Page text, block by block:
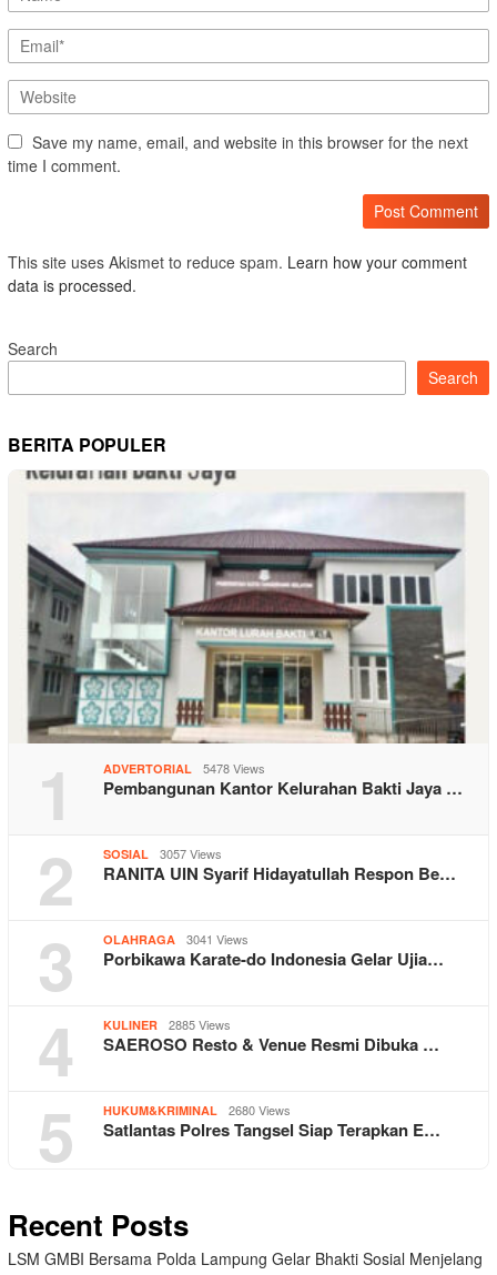
Save my name, email, and website in this browser for the next
time I comment.
This site uses Akismet to reduce spam. Learn how your comment
data is processed.
Search
Search
BERITA POPULER
1 ADVERTORIAL 5478 Views
Pembangunan Kantor Kelurahan Bakti Jaya …
2 SOSIAL 3057 Views
RANITA UIN Syarif Hidayatullah Respon Be…
3 OLAHRAGA 3041 Views
Porbikawa Karate-do Indonesia Gelar Ujia…
4 KULINER 2885 Views
SAEROSO Resto & Venue Resmi Dibuka …
5 HUKUM&KRIMINAL 2680 Views
Satlantas Polres Tangsel Siap Terapkan E…
Recent Posts
LSM GMBI Bersama Polda Lampung Gelar Bhakti Sosial Menjelang